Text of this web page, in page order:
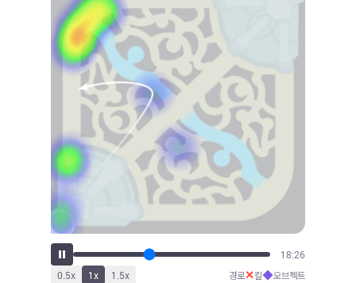
20:13
0.5x 1x 1.5x 경로✕킬◆오브젝트